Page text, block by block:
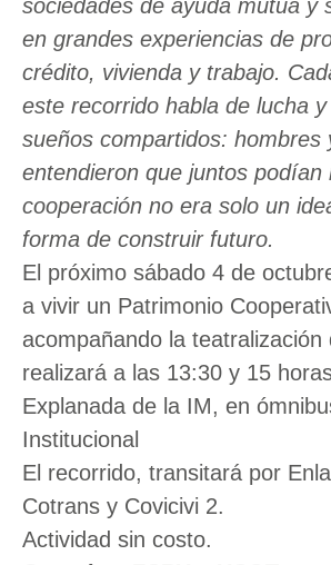
sociedades de ayuda mutua y
en grandes experiencias de
crédito, vivienda y trabajo.
este recorrido habla de lucha
sueños compartidos: hombres
entendieron que juntos podían
cooperación no era solo un
forma de construir futuro.
El próximo sábado 4 de
a vivir un Patrimonio
acompañando la teatralización
realizará a las 13:30 y 15
Explanada de la IM, en
Institucional
El recorrido, transitará por
Cotrans y Covicivi 2.
Actividad sin costo.